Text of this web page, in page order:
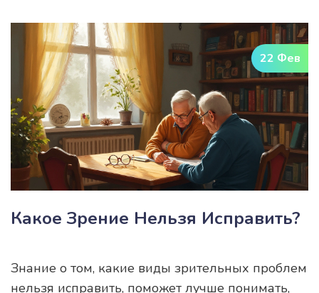
вернуть зрению ясность. В этом материале мы
объясним возможные причины и предложим
полезные советы для улучшения четкости
зрения.
22 Фев
Какое Зрение Нельзя Исправить?
Знание о том, какие виды зрительных проблем
нельзя исправить, поможет лучше понимать,